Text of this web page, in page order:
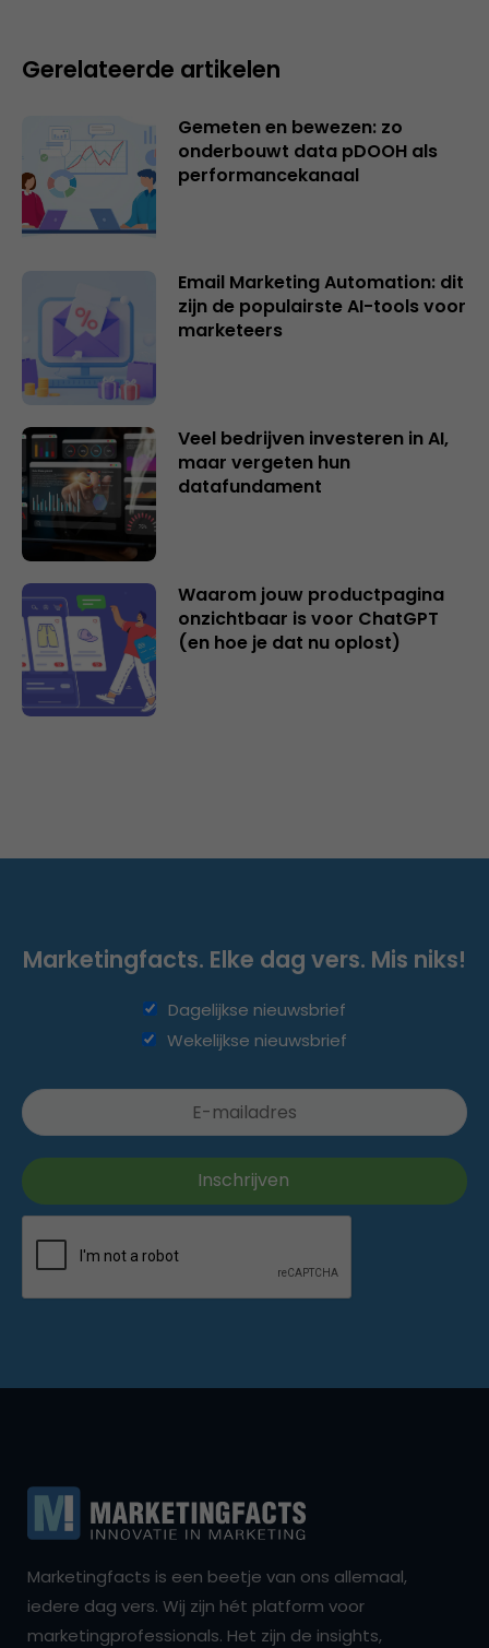
Gerelateerde artikelen
Gemeten en bewezen: zo
onderbouwt data pDOOH als
performancekanaal
Email Marketing Automation: dit
zijn de populairste AI-tools voor
marketeers
Veel bedrijven investeren in AI,
maar vergeten hun
datafundament
Waarom jouw productpagina
onzichtbaar is voor ChatGPT
(en hoe je dat nu oplost)
Marketingfacts. Elke dag vers. Mis niks!
Dagelijkse nieuwsbrief
Wekelijkse nieuwsbrief
Marketingfacts is een beetje van ons allemaal,
iedere dag vers. Wij zijn hét platform voor
marketingprofessionals. Het zijn de insights,